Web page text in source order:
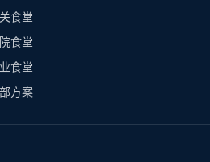
食堂
食堂
食堂
方案